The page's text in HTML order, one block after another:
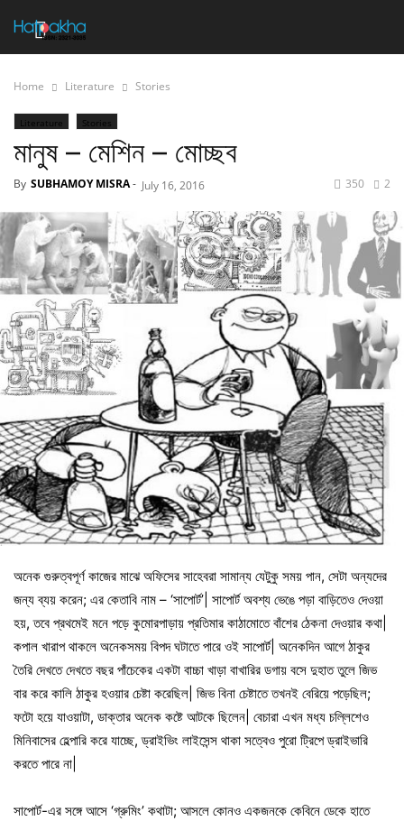
Home Literature Stories
Literature Stories
মানুষ – মেশিন – মোচ্ছব
By SUBHAMOY MISRA- July 16, 2016 2
350
অনেক গুরুত্বপূর্ণ কাজের মাঝে অফিসের সাহেবরা সামান্য যেটুকু সময় পান, সেটা অন্যদের
জন্য ব্যয় করেন; এর কেতাবি নাম – ‘সাপোর্ট’| সাপোর্ট অবশ্য ভেঙে পড়া বাড়িতেও দেওয়া
হয়, তবে প্রথমেই মনে পড়ে কুমোরপাড়ায় প্রতিমার কাঠামোতে বাঁশের ঠেকনা দেওয়ার কথা|
কপাল খারাপ থাকলে অনেকসময় বিপদ ঘটাতে পারে ওই সাপোর্ট| অনেকদিন আগে ঠাকুর
তৈরি দেখতে দেখতে বছর পাঁচেকের একটা বাচ্চা খাড়া বাখারির ডগায় বসে দুহাত তুলে জিভ
বার করে কালি ঠাকুর হওয়ার চেষ্টা করেছিল| জিভ বিনা চেষ্টাতে তখনই বেরিয়ে পড়েছিল;
ফটো হয়ে যাওয়াটা, ডাক্তার অনেক কষ্টে আটকে ছিলেন| বেচারা এখন মধ্য চল্লিশেও
মিনিবাসের হেল্পারি করে যাচ্ছে, ড্রাইভিং লাইসেন্স থাকা সত্বেও পুরো ট্রিপে ড্রাইভারি
করতে পারে না|
সাপোর্ট-এর সঙ্গে আসে ‘গ্রুমিং’ কথাটা; আসলে কোনও একজনকে কেবিনে ডেকে হাতে